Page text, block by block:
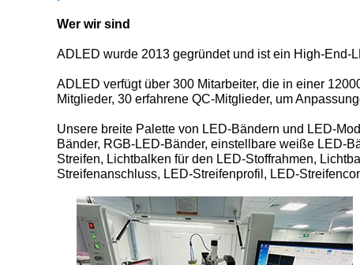
Wer wir sind
ADLED wurde 2013 gegründet und ist ein High-End-
ADLED verfügt über 300 Mitarbeiter, die in einer
Mitglieder, 30 erfahrene QC-Mitglieder, um
Unsere breite Palette von LED-Bändern und LED-
Bänder, RGB-LED-Bänder, einstellbare weiße LED-
Streifen, Lichtbalken für den LED-Stoffrahmen,
Streifenanschluss, LED-Streifenprofil, LED-